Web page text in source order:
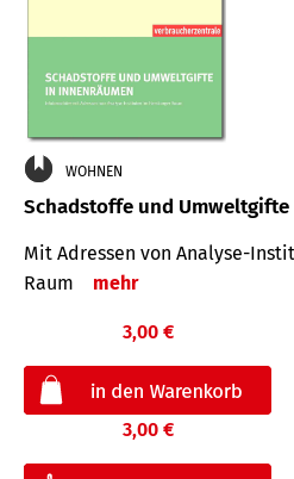
WOHNEN
Schadstoffe und
Mit Adressen von Analyse-
Raum
mehr
3,00 €
3,00 €